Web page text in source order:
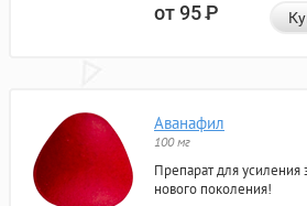
от 95Р
Аванафил
100 мг
Препарат для усиления
нового поколения!